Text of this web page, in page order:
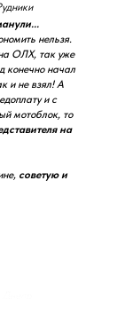
нельзя.
ОЛХ, так уже
конечно начал
и не взял! А
и с
мотоблок, то
на
советую и